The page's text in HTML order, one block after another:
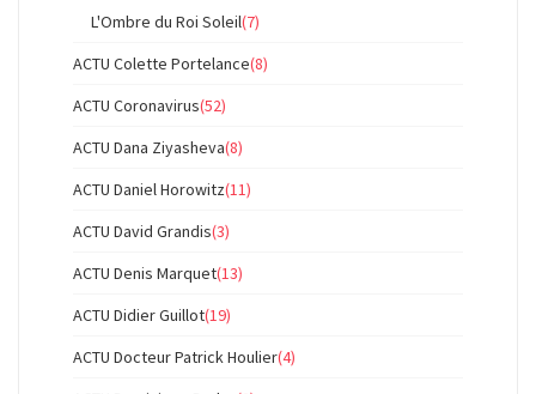
L'Ombre du Roi Soleil(7)
ACTU Colette Portelance(8)
ACTU Coronavirus(52)
ACTU Dana Ziyasheva(8)
ACTU Daniel Horowitz(11)
ACTU David Grandis(3)
ACTU Denis Marquet(13)
ACTU Didier Guillot(19)
ACTU Docteur Patrick Houlier(4)